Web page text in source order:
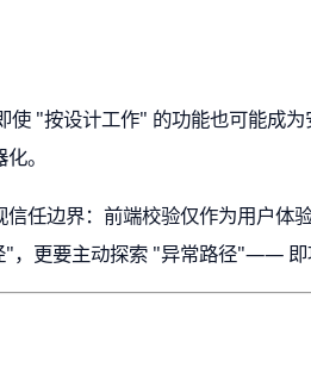
"按设计工作" 的功能也可能成
。
任边界：前端校验仅作为用户
，更要主动探索 "异常路径"—— 即